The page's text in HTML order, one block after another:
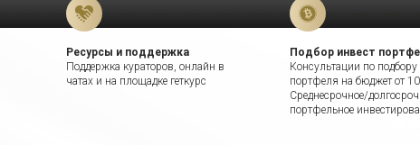
Подбор инвест
Консультации по подбору
портфеля на бюджет от
Среднесрочное/
портфельное
Ресурсы и поддержка
Поддержка кураторов, онлайн в
чатах и на площадке геткурс